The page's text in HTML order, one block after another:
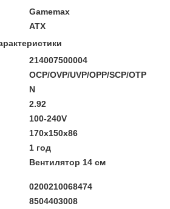
Gamemax
ATX
214007500004
OCP/OVP/UVP/OPP/SCP/OTP
N
2.92
100-240V
170x150x86
1 год
Вентилятор 14 см
0200210068474
8504403008